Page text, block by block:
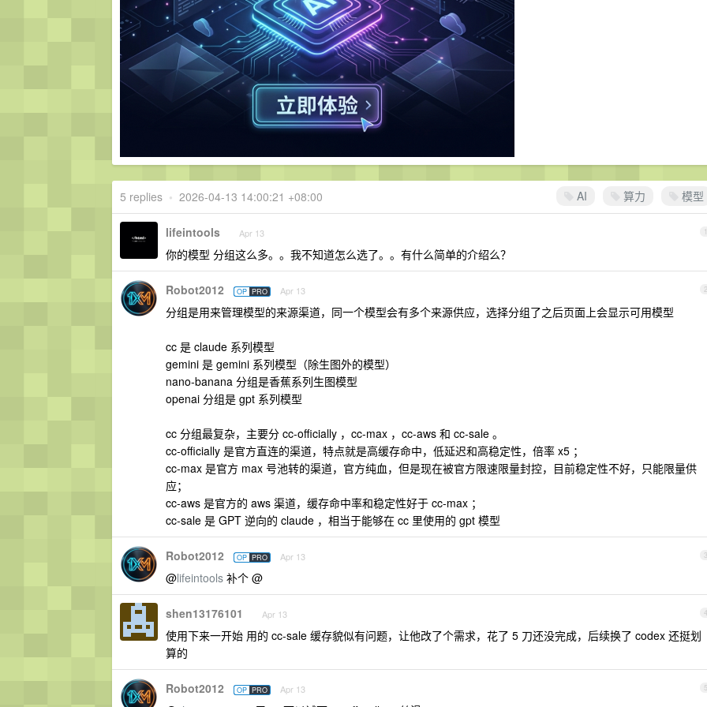
AI 算力 模型
5 replies • 2026-04-13 14:00:21 +08:00
1
lifeintools Apr 13
你的模型 分组这么多。。我不知道怎么选了。。有什么简单的介绍么？
2
Robot2012 OP PRO Apr 13
分组是用来管理模型的来源渠道，同一个模型会有多个来源供应，选择分组了之后页面上会显示可用模型
cc 是 claude 系列模型
gemini 是 gemini 系列模型（除生图外的模型）
nano-banana 分组是香蕉系列生图模型
openai 分组是 gpt 系列模型
cc 分组最复杂，主要分 cc-officially ，cc-max ，cc-aws 和 cc-sale 。
cc-officially 是官方直连的渠道，特点就是高缓存命中，低延迟和高稳定性，倍率 x5 ；
cc-max 是官方 max 号池转的渠道，官方纯血，但是现在被官方限速限量封控，目前稳定性不好，只能限量供
应；
cc-aws 是官方的 aws 渠道，缓存命中率和稳定性好于 cc-max ；
cc-sale 是 GPT 逆向的 claude ，相当于能够在 cc 里使用的 gpt 模型
3
Robot2012 OP PRO Apr 13
@lifeintools 补个 @
4
shen13176101 Apr 13
使用下来一开始 用的 cc-sale 缓存貌似有问题，让他改了个需求，花了 5 刀还没完成，后续换了 codex 还挺划
算的
5
Robot2012 OP PRO Apr 13